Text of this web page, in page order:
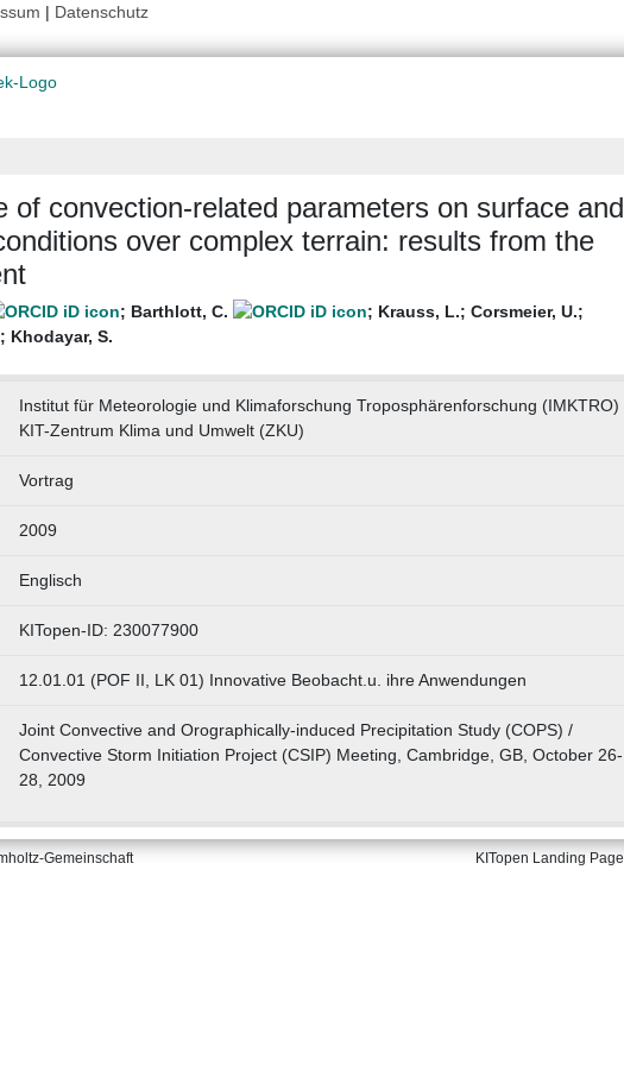
| Datenschutz
of convection-related parameters on surface and
over complex terrain: results from the
; Barthlott, C. ; Krauss, L.; Corsmeier, U.;
; Khodayar, S.
Institut für Meteorologie und Klimaforschung Troposphärenforschung (IMKTRO)
KIT-Zentrum Klima und Umwelt (ZKU)
Vortrag
2009
Englisch
KITopen-ID: 230077900
12.01.01 (POF II, LK 01) Innovative Beobacht.u. ihre Anwendungen
Joint Convective and Orographically-induced Precipitation Study (COPS) /
Convective Storm Initiation Project (CSIP) Meeting, Cambridge, GB, October 26-
28, 2009
Gemeinschaft KITopen Landing Page